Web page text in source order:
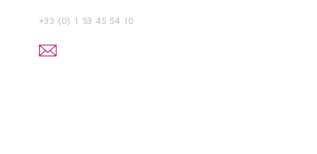
+33 (0) 1 53 45 54 10